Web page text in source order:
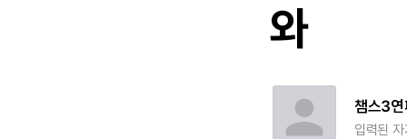
와
챔스3연
입력된